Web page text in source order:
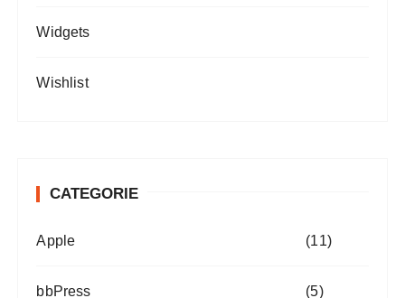
Widgets
Wishlist
CATEGORIE
Apple (11)
bbPress (5)